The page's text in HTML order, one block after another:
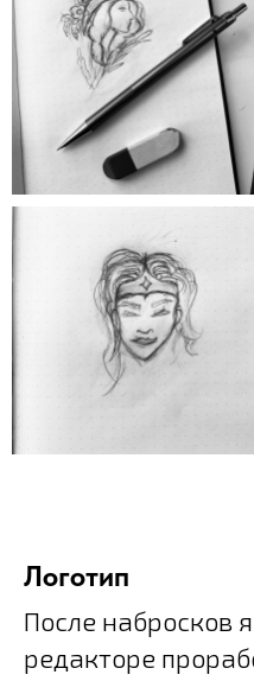
Логотип
После набросков
редакторе